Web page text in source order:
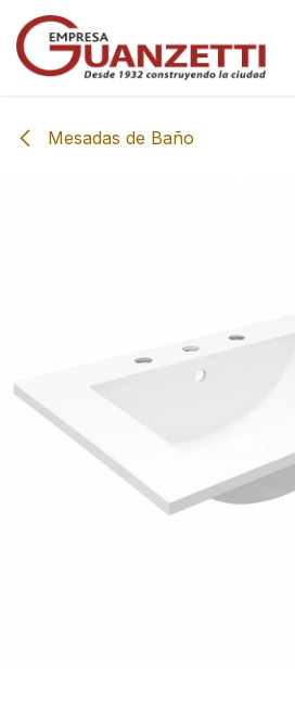
Ir al contenido
Mesadas de Baño